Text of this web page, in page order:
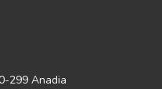
299 Anadia